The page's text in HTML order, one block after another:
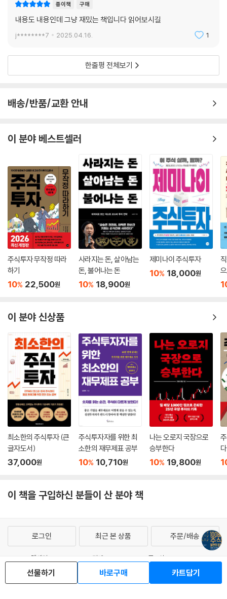
종이책 구매
내용도 내용인데 그냥 재밌는 책입니다 읽어보시길
j********7 2025.04.16. 1
한줄평 전체보기
배송/반품/교환 안내
이 분야 베스트셀러
주식투자 무작정 따라
하기
10% 22,500원
사라지는 돈, 살아남는
돈, 불어나는 돈
10% 18,900원
제미나이 주식투자
10% 18,000원
이 분야 신상품
최소한의 주식투자 (큰
글자도서)
37,000원
주식투자자를 위한 최
소한의 재무제표 공부
10% 10,710원
나는 오로지 국장으로
승부한다
10% 19,800원
이 책을 구입하신 분들이 산 분야 책
선물하기 바로구매 카트담기
로그인 최근 본 상품 주문/배송
고객센터 1544-3800 티켓 1544-6399
중고샵 1566-4295
eBook 1:1문의/채팅상담
예스이십사(주) 사업자 정보